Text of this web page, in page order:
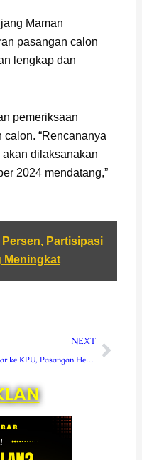
Maman
pasangan calon
lengkap dan
pemeriksaan
“Rencananya
dilaksanakan
2024 mendatang,”
Persen, Partisipasi
Meningkat
NEXT
Daftar ke KPU, Pasangan Hendra – Herizal Siap Buat Rejang Lebong Nyaman
Next